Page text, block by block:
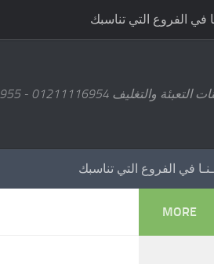
في الفروع التي تناسبك
01211116954 - 01211116955 - 01211116956 - 01211116957 - 01211116958
في الفروع التي تناسبك
MORE